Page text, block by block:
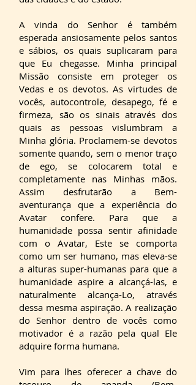
A vinda do Senhor é também
esperada ansiosamente pelos santos
e sábios, os quais suplicaram para
que Eu chegasse. Minha principal
Missão consiste em proteger os
Vedas e os devotos. As virtudes de
vocês, autocontrole, desapego, fé e
firmeza, são os sinais através dos
quais as pessoas vislumbram a
Minha glória. Proclamem-se devotos
somente quando, sem o menor traço
de ego, se colocarem total e
completamente nas Minhas mãos.
Assim desfrutarão a Bem-
aventurança que a experiência do
Avatar confere. Para que a
humanidade possa sentir afinidade
com o Avatar, Este se comporta
como um ser humano, mas eleva-se
a alturas super-humanas para que a
humanidade aspire a alcançá-las, e
naturalmente alcança-Lo, através
dessa mesma aspiração. A realização
do Senhor dentro de vocês como
motivador é a razão pela qual Ele
adquire forma humana.
Vim para lhes oferecer a chave do